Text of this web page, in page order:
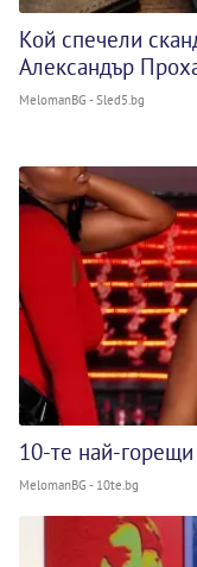
Кой спечели
Александър
MelomanBG - Sled5.bg
10-те най-
MelomanBG - 10te.bg